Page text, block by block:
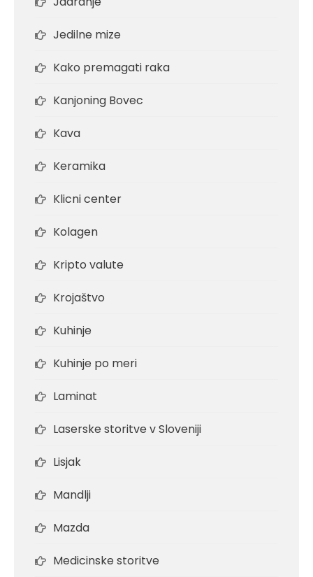
Jedilne mize
Kako premagati raka
Kanjoning Bovec
Kava
Keramika
Klicni center
Kolagen
Kripto valute
Krojaštvo
Kuhinje
Kuhinje po meri
Laminat
Laserske storitve v Sloveniji
Lisjak
Mandlji
Mazda
Medicinske storitve